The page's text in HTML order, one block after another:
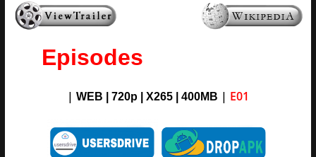
Episodes
| WEB | 720p | X265 | 400M B | E01